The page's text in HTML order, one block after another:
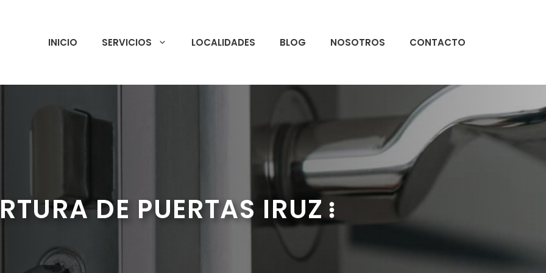
INICIO SERVICIOS LOCALIDADES BLOG NOSOTROS CONTACTO
DE PUERTAS IRUZ